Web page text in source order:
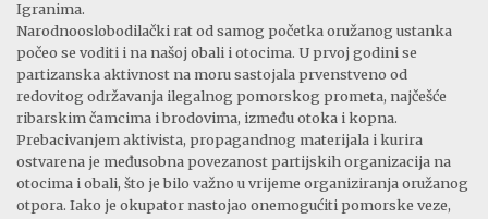
Igranima.
Narodnooslobodilački rat od samog početka oružanog ustanka
počeo se voditi i na našoj obali i otocima. U prvoj godini se
partizanska aktivnost na moru sastojala prvenstveno od
redovitog održavanja ilegalnog pomorskog prometa, najčešće
ribarskim čamcima i brodovima, između otoka i kopna.
Prebacivanjem aktivista, propagandnog materijala i kurira
ostvarena je međusobna povezanost partijskih organizacija na
otocima i obali, što je bilo važno u vrijeme organiziranja oružanog
otpora. Iako je okupator nastojao onemogućiti pomorske veze,